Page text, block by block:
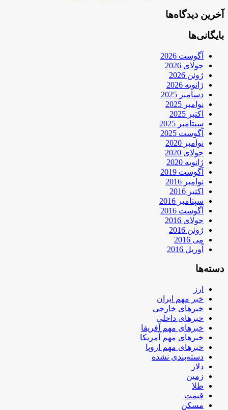
آخرین دیدگاه‌ها
بایگانی‌ها
آگوست 2026
جولای 2026
ژوئن 2026
ژانویه 2026
دسامبر 2025
نوامبر 2025
اکتبر 2025
سپتامبر 2025
آگوست 2025
نوامبر 2020
جولای 2020
ژانویه 2020
آگوست 2019
نوامبر 2016
اکتبر 2016
سپتامبر 2016
آگوست 2016
جولای 2016
ژوئن 2016
می 2016
آوریل 2016
دسته‌ها
ارز
خبر مهم ایران
خبرهای خارجی
خبرهای داخلی
خبرهای مهم آفریقا
خبرهای مهم آمریکا
خبرهای مهم اروپا
دسته‌بندی نشده
دلار
زمین
طلا
قیمت
مسکن